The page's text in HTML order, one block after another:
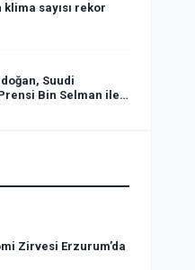
sayısı rekor
Suudi
Bin Selman ile
Zirvesi Erzurum’da